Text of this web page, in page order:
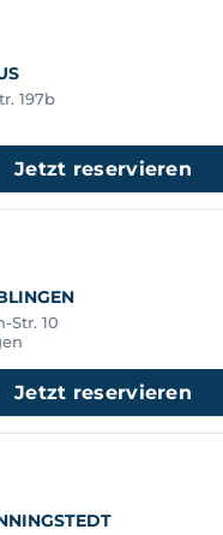
197b
Jetzt reservieren
Str. 10
Jetzt reservieren